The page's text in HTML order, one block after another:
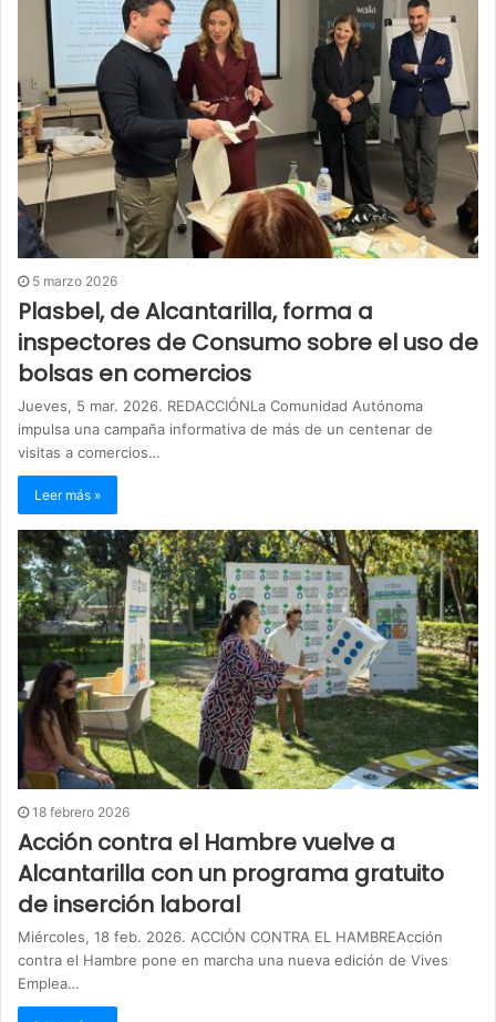
5 marzo 2026
Plasbel, de Alcantarilla, forma a
inspectores de Consumo sobre el uso de
bolsas en comercios
Jueves, 5 mar. 2026. REDACCIÓNLa Comunidad Autónoma
impulsa una campaña informativa de más de un centenar de
visitas a comercios…
Leer más »
18 febrero 2026
Acción contra el Hambre vuelve a
Alcantarilla con un programa gratuito
de inserción laboral
Miércoles, 18 feb. 2026. ACCIÓN CONTRA EL HAMBREAcción
contra el Hambre pone en marcha una nueva edición de Vives
Emplea…